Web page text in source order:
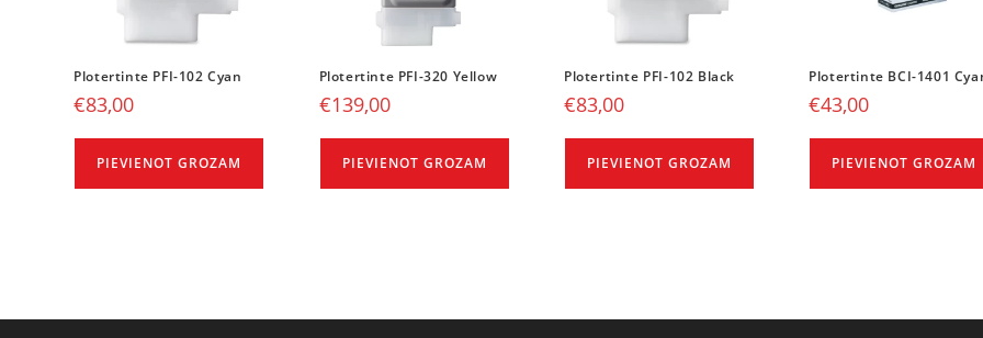
Plotertinte PFI-102 Cyan
€83,00
PIEVIENOT GROZAM
Plotertinte PFI-320 Yellow
€139,00
PIEVIENOT GROZAM
Plotertinte PFI-102 Black
€83,00
PIEVIENOT GROZAM
Plotertinte BCI-1401
€43,00
PIEVIENOT GROZAM